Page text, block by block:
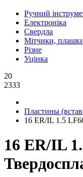
Ручний
Електроніка
Свердла
Мітчики,
Різне
Уцінка
20
2333
Пластины
16 ER/IL 1.5
16 ER/IL